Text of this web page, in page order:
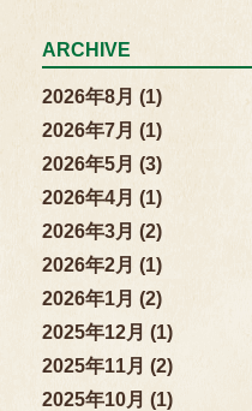
ARCHIVE
2026年8月 (1)
2026年7月 (1)
2026年5月 (3)
2026年4月 (1)
2026年3月 (2)
2026年2月 (1)
2026年1月 (2)
2025年12月 (1)
2025年11月 (2)
2025年10月 (1)